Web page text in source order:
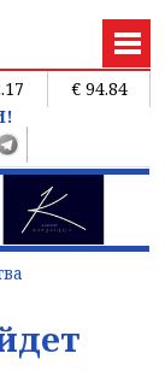
€ 94.84